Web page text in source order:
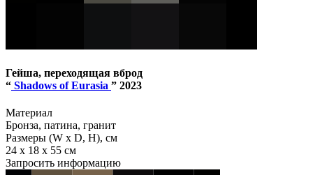
Гейша, переходящая вброд
“ Shadows of Eurasia ” 2023
Материал
Бронза, патина, гранит
Размеры (W x D, H), см
24 x 18 x 55 см
Запросить информацию